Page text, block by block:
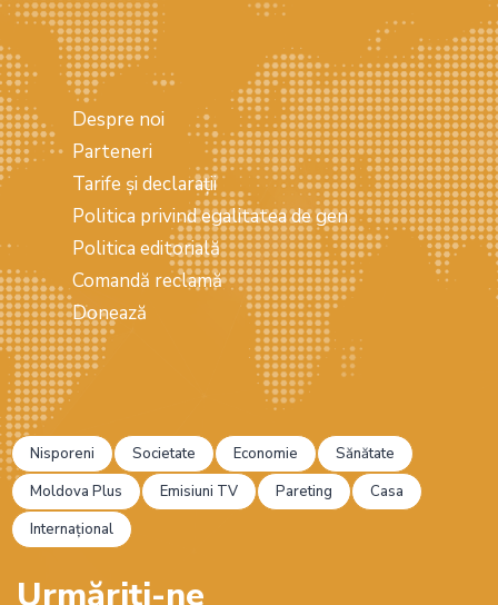
Despre noi
Parteneri
Tarife și declarații
Politica privind egalitatea de gen
Politica editorială
Comandă reclamă
Donează
Nisporeni Societate Economie
Sănătate
Moldova Plus
Emisiuni TV Pareting
Casa
Internațional
Urmăriți-ne